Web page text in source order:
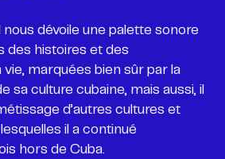
nous dévoile une palette sonore
des histoires et des
marquées bien sûr par la
sa culture cubaine, mais aussi, il
d’autres cultures et
il a continué
hors de Cuba.